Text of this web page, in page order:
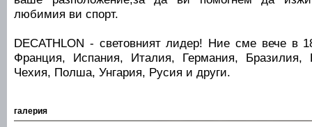
любимия ви спорт.
DECATHLON - световният лидер! Ние сме вече в
Франция, Испания, Италия, Германия,
Чехия, Полша, Унгария, Русия и други.
галерия